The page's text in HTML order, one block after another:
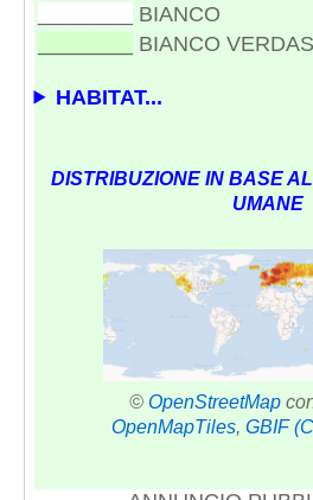
BIANCO
BIANCO
HABITAT...
DISTRIBUZIONE IN BASE
UMANE
© OpenStreetMap
OpenMapTiles, GBIF